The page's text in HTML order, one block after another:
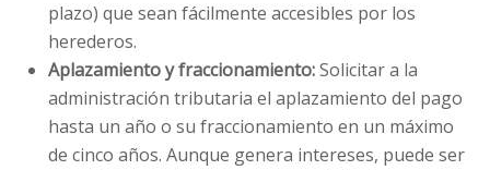
plazo) que sean fácilmente accesibles por los
herederos.
Aplazamiento y fraccionamiento:Solicitar a la
administración tributaria el aplazamiento del pago
hasta un año o su fraccionamiento en un máximo
de cinco años. Aunque genera intereses, puede ser